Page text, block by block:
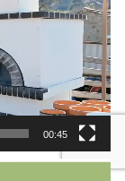
00:45